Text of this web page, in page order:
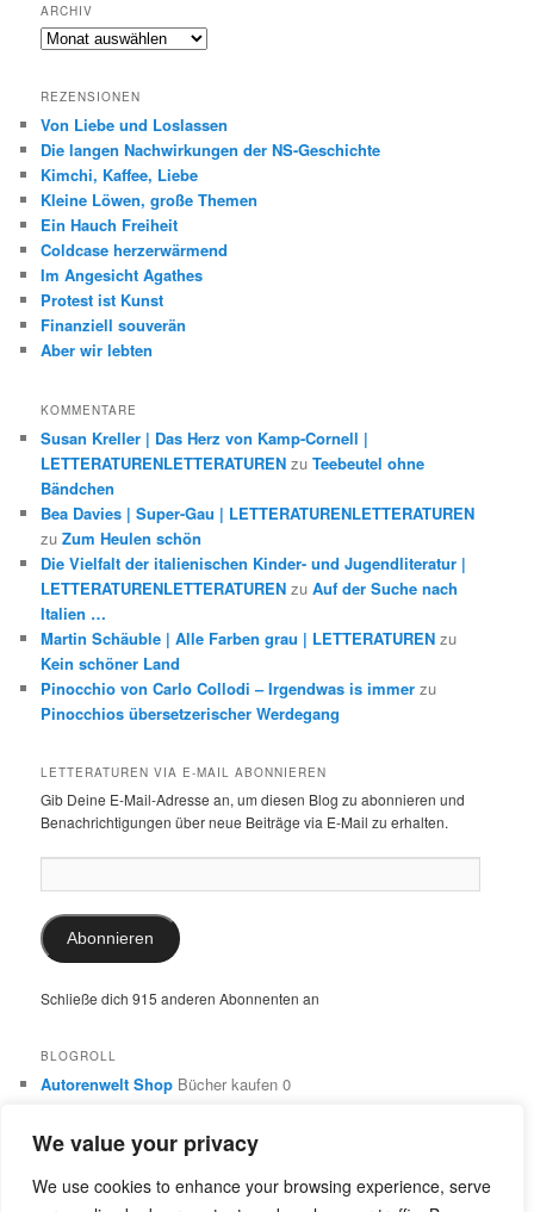
We value your privacy
We use cookies to enhance your browsing experience, serve
ARCHIV
Archiv
REZENSIONEN
Von Liebe und Loslassen
Die langen Nachwirkungen der NS-Geschichte
Kimchi, Kaffee, Liebe
Kleine Löwen, große Themen
Ein Hauch Freiheit
Coldcase herzerwärmend
Im Angesicht Agathes
Protest ist Kunst
Finanziell souverän
Aber wir lebten
KOMMENTARE
Susan Kreller | Das Herz von Kamp-Cornell |
LETTERATURENLETTERATUREN zuTeebeutel ohne
Bändchen
Bea Davies | Super-Gau | LETTERATURENLETTERATUREN
zuZum Heulen schön
Die Vielfalt der italienischen Kinder- und Jugendliteratur |
LETTERATURENLETTERATUREN zuAuf der Suche nach
Italien …
Martin Schäuble | Alle Farben grau | LETTERATUREN zu
Kein schöner Land
Pinocchio von Carlo Collodi – Irgendwas is immer zu
Pinocchios übersetzerischer Werdegang
LETTERATUREN VIA E-MAIL ABONNIEREN
Gib Deine E-Mail-Adresse an, um diesen Blog zu abonnieren und
Benachrichtigungen über neue Beiträge via E-Mail zu erhalten.
Mail-
Adresse:
Abonnieren
Schließe dich 915 anderen Abonnenten an
BLOGROLL
Autorenwelt Shop Bücher kaufen 0
0
Dr. Ulrike SchimmingÜbersetzungen aus dem Italienischen
und Englischen 0